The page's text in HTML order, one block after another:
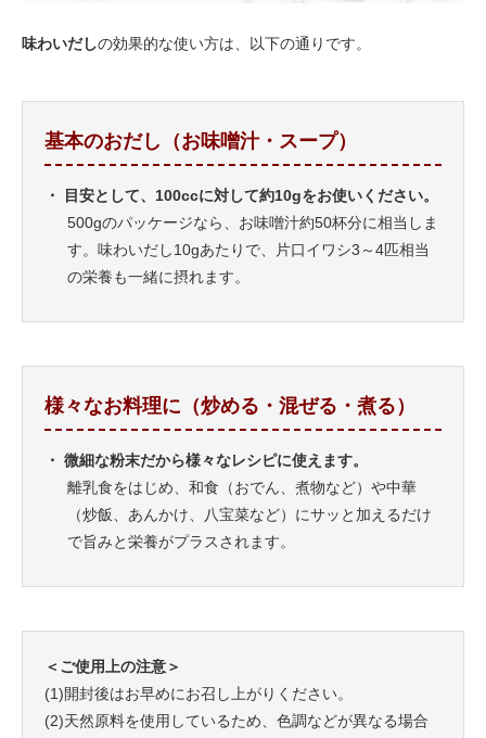
味わいだしの効果的な使い方は、以下の通りです。
基本のおだし（お味噌汁・スープ）
・ 目安として、100ccに対して約10gをお使いください。
500gのパッケージなら、お味噌汁約50杯分に相当しま
す。味わいだし10gあたりで、片口イワシ3～4匹相当
の栄養も一緒に摂れます。
様々なお料理に（炒める・混ぜる・煮る）
・ 微細な粉末だから様々なレシピに使えます。
離乳食をはじめ、和食（おでん、煮物など）や中華
（炒飯、あんかけ、八宝菜など）にサッと加えるだけ
で旨みと栄養がプラスされます。
＜ご使用上の注意＞
(1)開封後はお早めにお召し上がりください。
(2)天然原料を使用しているため、色調などが異なる場合